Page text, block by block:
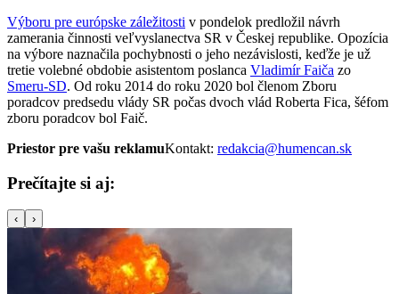
Výboru pre európske záležitosti v pondelok predložil návrh
zamerania činnosti veľvyslanectva SR v Českej republike. Opozícia
na výbore naznačila pochybnosti o jeho nezávislosti, keďže je už
tretie volebné obdobie asistentom poslanca Vladimír Faiča zo
Smeru-SD. Od roku 2014 do roku 2020 bol členom Zboru
poradcov predsedu vlády SR počas dvoch vlád Roberta Fica, šéfom
zboru poradcov bol Faič.
Priestor pre vašu reklamuKontakt: redakcia@humencan.sk
Prečítajte si aj:
‹ ›